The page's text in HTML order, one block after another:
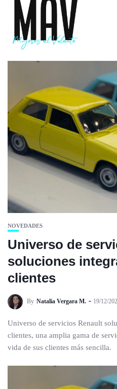
NOVEDADES
Universo de
soluciones
clientes
By Natalia Vergara M. 19/12/
Universo de servicios Renault
clientes, una amplia gama de
vida de sus clientes más sencilla.